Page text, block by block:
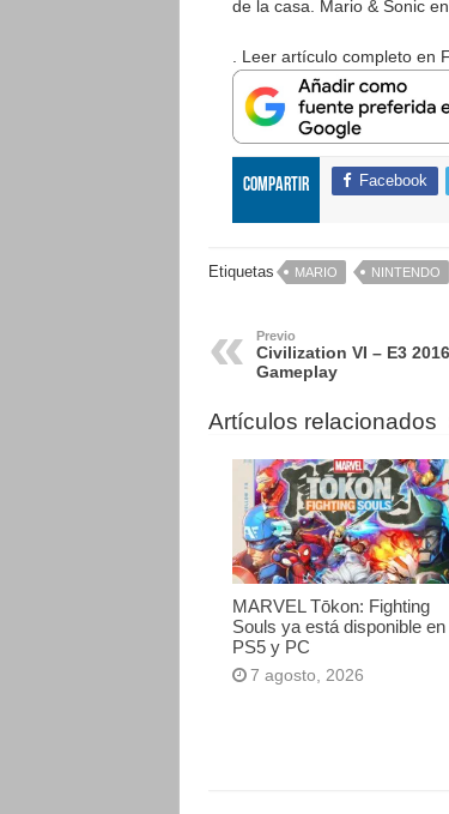
de la casa. Mario & Sonic
. Leer artículo completo en
Compartir Facebook
Etiquetas MARIO NINTENDO
Previo
Civilization VI – E3 2016
Gameplay
Artículos relacionados
MARVEL Tōkon: Fighting
Souls ya está disponible en
PS5 y PC
7 agosto, 2026